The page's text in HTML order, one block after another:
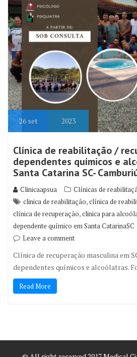
26 set 2023
Clínica de reabilitação /
dependentes químicos e
Santa Catarina SC-
Clinicaapsua
Clínicas de
clinica de reabilitação,clínica de
clínica de recuperação,clinica para
dependente químico em Santa CatarinaSC
Leave a comment
Clínica de recuperação masculina em
dependentes químicos e alcoólatras.
Read More